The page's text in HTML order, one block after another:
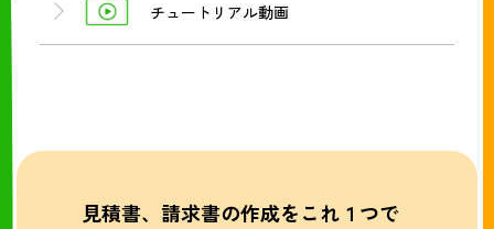
チュートリアル動画
見積書、請求書の作成をこれ１つで